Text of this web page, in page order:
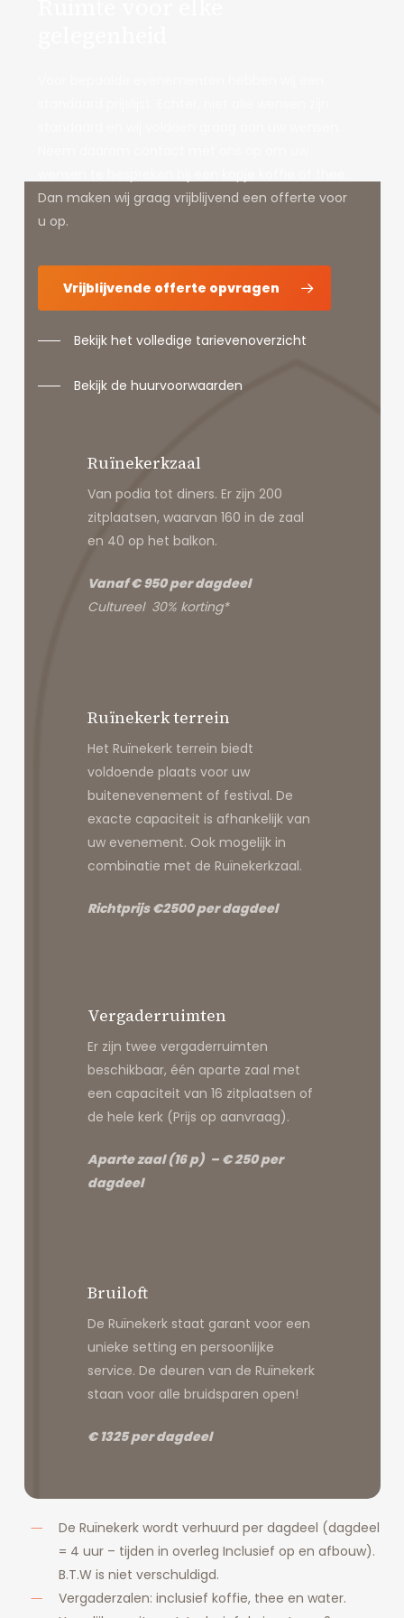
Dan maken wij graag vrijblijvend een offerte voor
u op.
Vrijblijvende offerte opvragen
Bekijk het volledige tarievenoverzicht
Bekijk de huurvoorwaarden
Ruïnekerkzaal
Van podia tot diners. Er zijn 200
zitplaatsen, waarvan 160 in de zaal
en 40 op het balkon.
Vanaf € 950 per dagdeel
Cultureel 30% korting*
Ruïnekerk terrein
Het Ruïnekerk terrein biedt
voldoende plaats voor uw
buitenevenement of festival. De
exacte capaciteit is afhankelijk van
uw evenement. Ook mogelijk in
combinatie met de Ruïnekerkzaal.
Richtprijs €2500 per dagdeel
Vergaderruimten
Er zijn twee vergaderruimten
beschikbaar, één aparte zaal met
een capaciteit van 16 zitplaatsen of
de hele kerk (Prijs op aanvraag).
Aparte zaal (16 p) – € 250 per
dagdeel
Bruiloft
De Ruïnekerk staat garant voor een
unieke setting en persoonlijke
service. De deuren van de Ruïnekerk
staan voor alle bruidsparen open!
€ 1325 per dagdeel
De Ruïnekerk wordt verhuurd per dagdeel (dagdeel
= 4 uur – tijden in overleg Inclusief op en afbouw).
B.T.W is niet verschuldigd.
Vergaderzalen: inclusief koffie, thee en water.